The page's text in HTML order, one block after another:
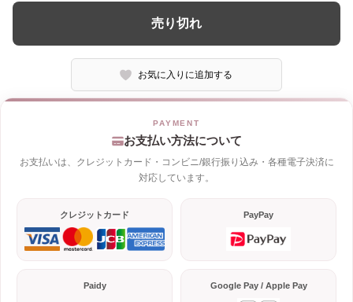
売り切れ
お気に入りに追加する
お支払い方法について
お支払いは、クレジットカード・コンビニ/銀行振り込み・各種電子決済に
対応しています。
クレジットカード PayPay
Paidy Google Pay / Apple Pay